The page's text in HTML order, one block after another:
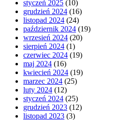
styczeń 2025 (10)
grudzień 2024 (16)
listopad 2024 (24)
październik 2024 (19)
wrzesień 2024 (20)
sierpień 2024 (1)
czerwiec 2024 (19)
maj 2024 (16)
kwiecień 2024 (19)
marzec 2024 (25)
luty 2024 (12)
styczeń 2024 (25)
grudzień 2023 (12)
listopad 2023 (3)